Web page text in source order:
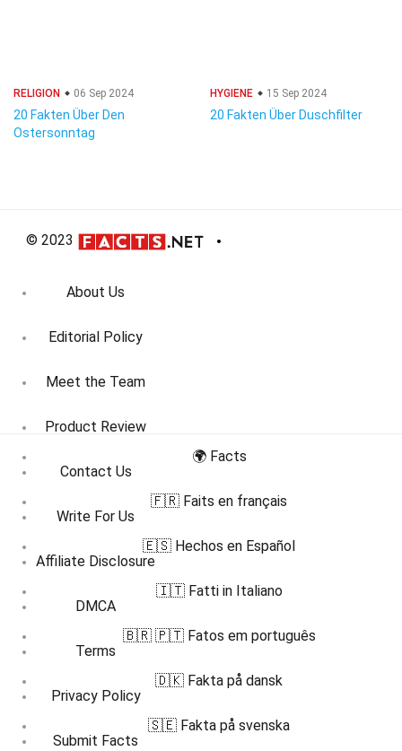
RELIGION 06 Sep 2024
20 Fakten Über Den
Ostersonntag
HYGIENE 15 Sep 2024
20 Fakten Über Duschfilter
© 2023
About Us
Editorial Policy
Meet the Team
Product Review
Contact Us
Write For Us
Affiliate Disclosure
DMCA
Terms
Privacy Policy
Submit Facts
🌍 Facts
🇫🇷 Faits en français
🇪🇸 Hechos en Español
🇮🇹 Fatti in Italiano
🇧🇷 🇵🇹 Fatos em português
🇩🇰 Fakta på dansk
🇸🇪 Fakta på svenska